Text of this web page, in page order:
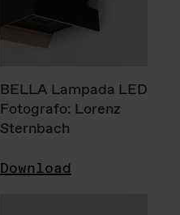
BELLA Lampada LED
Fotografo: Lorenz
Sternbach
Download